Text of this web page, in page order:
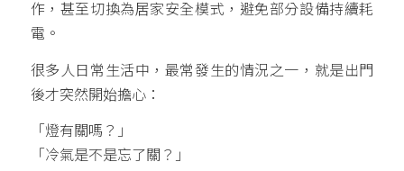
作，甚至切換為居家安全模式，避免部分設備持續耗
電。
很多人日常生活中，最常發生的情況之一，就是出門
後才突然開始擔心：
「燈有關嗎？」
「冷氣是不是忘了關？」